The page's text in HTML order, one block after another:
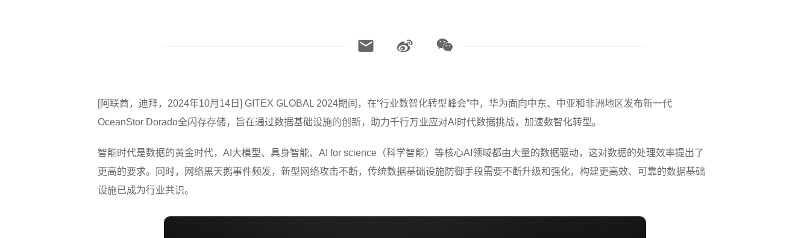
[阿联酋，迪拜，2024年10月14日] GITEX GLOBAL 2024期间，在“行业数智化转型峰会”中，华为面向中东、中亚和非洲地区发布新一代
OceanStor Dorado全闪存存储，旨在通过数据基础设施的创新，助力千行万业应对AI时代数据挑战，加速数智化转型。
智能时代是数据的黄金时代，AI大模型、具身智能、AI for science（科学智能）等核心AI领域都由大量的数据驱动，这对数据的处理效率提出了
更高的要求。同时，网络黑天鹅事件频发，新型网络攻击不断，传统数据基础设施防御手段需要不断升级和强化，构建更高效、可靠的数据基础
设施已成为行业共识。